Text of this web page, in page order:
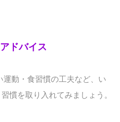
ドバイス
動・食習慣の工夫など、い
慣を取り入れてみましょう。